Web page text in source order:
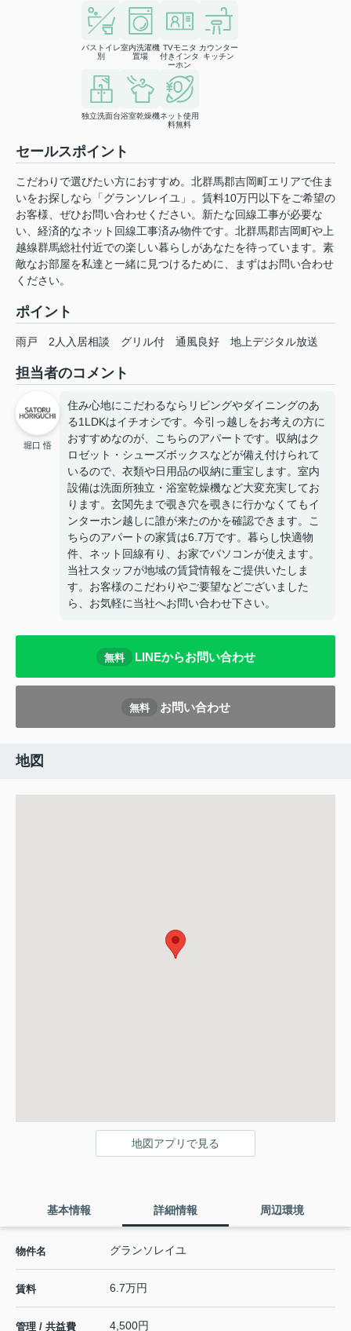
バストイレ
別
室内洗濯機
置場
TVモニタ
付きインタ
ーホン
カウンター
キッチン
独立洗面台浴室乾燥機ネット使用
料無料
セールスポイント
こだわりで選びたい方におすすめ。北群馬郡吉岡町エリアで住ま
いをお探しなら「グランソレイユ」。賃料10万円以下をご希望の
お客様、ぜひお問い合わせください。新たな回線工事が必要な
い、経済的なネット回線工事済み物件です。北群馬郡吉岡町や上
越線群馬総社付近での楽しい暮らしがあなたを待っています。素
敵なお部屋を私達と一緒に見つけるために、まずはお問い合わせ
ください。
ポイント
雨戸 2人入居相談 グリル付 通風良好 地上デジタル放送
担当者のコメント
堀口 悟
住み心地にこだわるならリビングやダイニングのあ
る1LDKはイチオシです。今引っ越しをお考えの方に
おすすめなのが、こちらのアパートです。収納はク
ロゼット・シューズボックスなどが備え付けられて
いるので、衣類や日用品の収納に重宝します。室内
設備は洗面所独立・浴室乾燥機など大変充実してお
ります。玄関先まで覗き穴を覗きに行かなくてもイ
ンターホン越しに誰が来たのかを確認できます。こ
ちらのアパートの家賃は6.7万です。暮らし快適物
件、ネット回線有り、お家でパソコンが使えます。
当社スタッフが地域の賃貸情報をご提供いたしま
す。お客様のこだわりやご要望などございました
ら、お気軽に当社へお問い合わせ下さい。
無料 LINEからお問い合わせ
無料 お問い合わせ
地図
地図アプリで見る
基本情報 詳細情報 周辺環境
物件名 グランソレイユ
賃料 6.7万円
管理 / 共益費 4,500円